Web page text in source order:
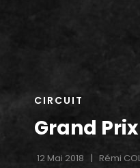
CAT
CIRCUIT
Grand
12 Mai 2018 Rémi